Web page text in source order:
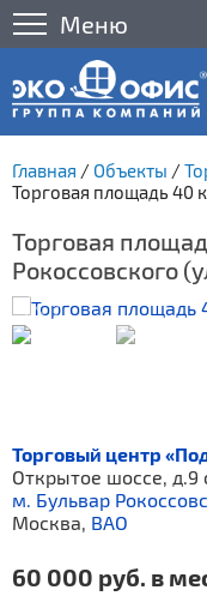
Меню
Главная / Объекты /
Торговая площадь 40
Торговая
Рокоссовского
Торговый центр
Открытое шоссе, д.9
м. Бульвар
Москва, ВАО
60 000 руб. в